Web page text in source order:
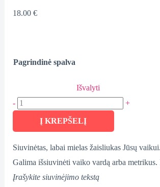
18.00 €
Pagrindinė spalva
Išvalyti
-
+
Į KREPŠELĮ
Siuvinėtas, labai mielas žaisliukas Jūsų
Galima išsiuvinėti vaiko vardą arba
Įrašykite siuvinėjimo tekstą